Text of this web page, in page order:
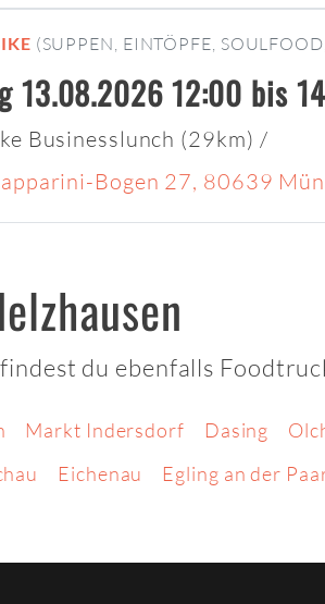
(SUPPEN, EINTÖPFE,
13.08.2026 12:00 bis
Businesslunch (29km) /
Bogen 27, 80639
du ebenfalls
Markt Indersdorf Dasing
Eichenau Egling an der